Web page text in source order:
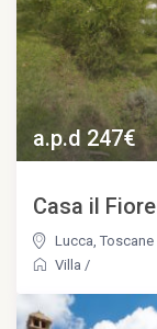
a.p.d 247€
Casa il Fiore
Lucca ,Toscane
Villa /